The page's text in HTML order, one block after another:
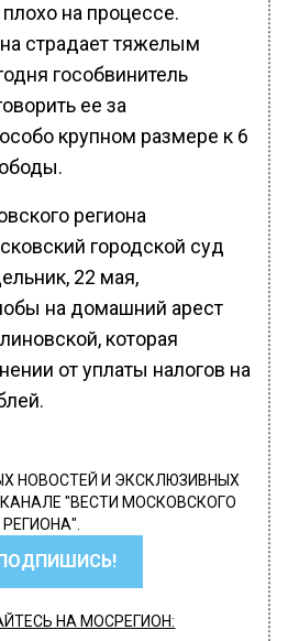
на процессе.
страдает тяжелым
гособвинитель
ее за
крупном размере к 6
региона
городской суд
22 мая,
на домашний арест
которая
от уплаты налогов на
НОВОСТЕЙ И ЭКСКЛЮЗИВНЫХ
"ВЕСТИ МОСКОВСКОГО
РЕГИОНА".
НА МОСРЕГИОН: